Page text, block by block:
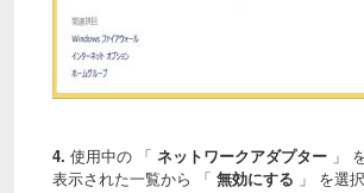
4. 使用中の 「 ネットワークアダプター 」
表示された一覧から 「 無効にする 」 を選